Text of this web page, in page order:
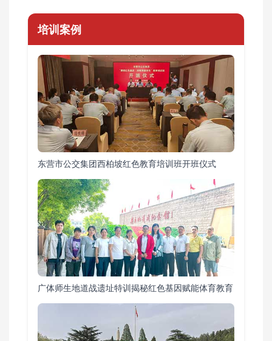
培训案例
东营市公交集团西柏坡红色教育培训班开班仪式
广体师生地道战遗址特训揭秘红色基因赋能体育教育